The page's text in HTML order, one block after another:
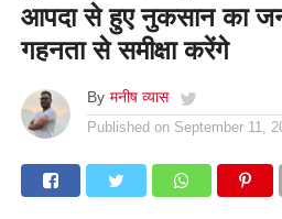
आपदा से हुए नुकसान का
गहनता से समीक्षा करेंगे
By मनीष व्यास
Published on September 11,